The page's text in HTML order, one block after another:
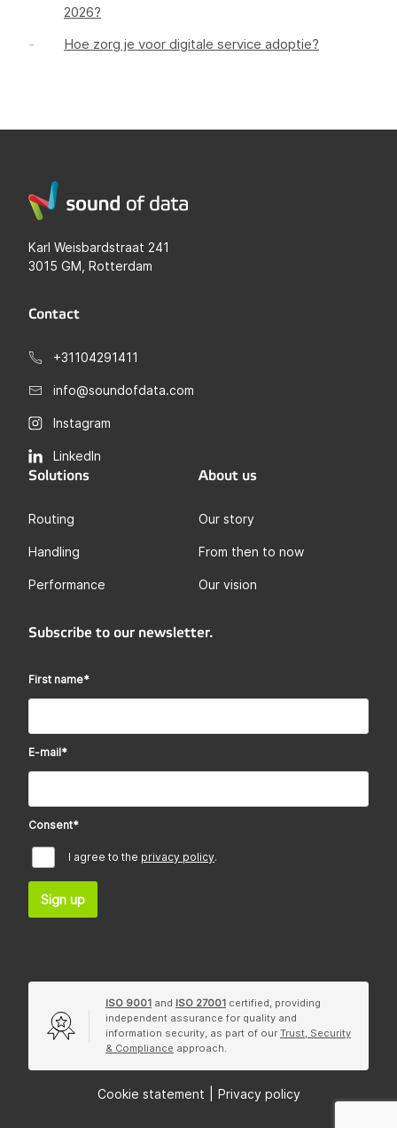
2026?
Hoe zorg je voor digitale service adoptie?
Karl Weisbardstraat 241
3015 GM, Rotterdam
Contact
+31104291411
info@soundofdata.com
Instagram
LinkedIn
Solutions
Routing
Handling
Performance
About us
Our story
From then to now
Our vision
Subscribe to our newsletter.
First name*
E-mail*
Consent*
I agree to the privacy policy.
Sign up
ISO 9001 and ISO 27001 certified, providing
independent assurance for quality and
information security, as part of our Trust, Security
& Compliance approach.
Cookie statement Privacy policy